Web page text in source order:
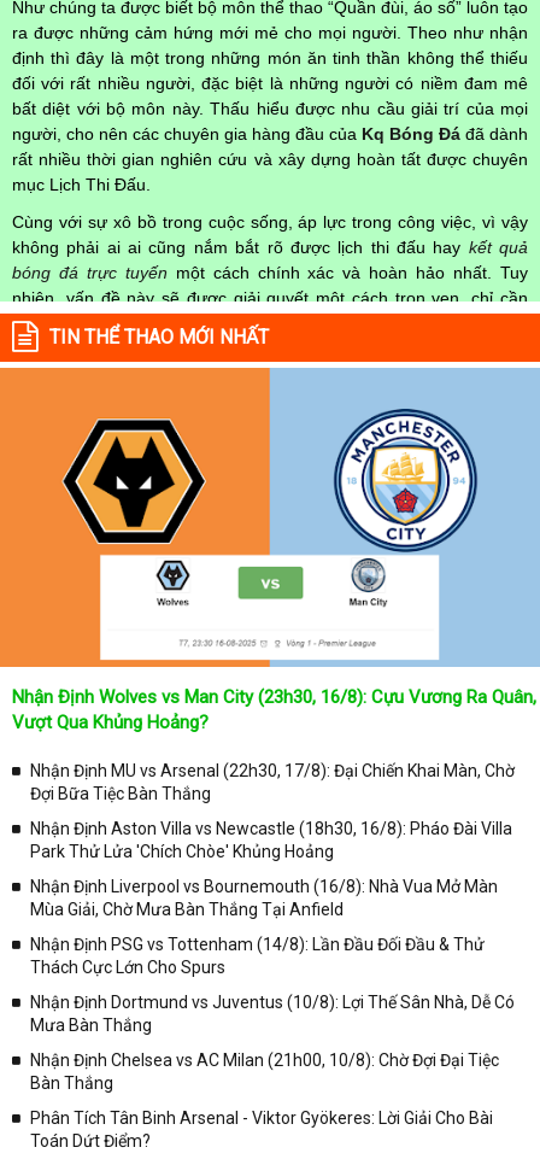
Như chúng ta được biết bộ môn thể thao “Quần đùi, áo số” luôn tạo
ra được những cảm hứng mới mẻ cho mọi người. Theo như nhận
định thì đây là một trong những món ăn tinh thần không thể thiếu
đối với rất nhiều người, đặc biệt là những người có niềm đam mê
bất diệt với bộ môn này. Thấu hiểu được nhu cầu giải trí của mọi
người, cho nên các chuyên gia hàng đầu của Kq Bóng Đá đã dành
rất nhiều thời gian nghiên cứu và xây dựng hoàn tất được chuyên
mục Lịch Thi Đấu.
Cùng với sự xô bồ trong cuộc sống, áp lực trong công việc, vì vậy
không phải ai ai cũng nắm bắt rõ được lịch thi đấu hay kết quả
bóng đá trực tuyến một cách chính xác và hoàn hảo nhất. Tuy
nhiên, vấn đề này sẽ được giải quyết một cách trọn vẹn, chỉ cần
truy cập vào chuyên mục
Lịch Thi Đấu
mọi người hoàn toàn nắm rõ được chính xác về thời gian các trận
đấu bóng đá Việt Nam hay trên Thế giới diễn ra trong thời gian sắp
cả 2 đội tuyển bóng đá đang đạt được.
Không chỉ dừng lại ở đó, những người hâm mộ bóng đá có thể cập
nhật được chính xác về lịch phát sóng bóng đá được tường thuật
trực tiếp ở trên những kênh truyền hình thể thao lớn nhất hiện nay
như: VTV3, K+, SCTV, Thể thao TV,... Nếu như bạn không muốn
bỏ lỡ bất kỳ một trận đấu bóng đá nào trong từng mùa giải, hãy
thường xuyên vào chuyên mụcLịch Thi Đấutại chuyên trang
để cập nhật thông tin chính xác nhất nhé!
Lịch thi đấu được cập nhật chính xác trong toàn bộ các giải
Tại Lịch Thi Đấu của chuyên trang kqbongda.net
sẽ cập nhanh
chóng và chính xác nhất thời gian từng trận đấu bóng đá diễn ra ở
trong từng giải đấu như:
✓ Giải đấu bóng đá Ngoại hạng Anh;
✓ Giải bóng Cúp C1 Châu Âu;
✓ Giải VĐQG Tây Ban Nha;
✓ VĐQG Đức;
✓ VĐQG Pháp;
✓ Liên Đoàn Anh;
✓ U23 Châu Á;
TIN THỂ THAO MỚI NHẤT
Nhận Định Wolves vs Man City (23h30, 16/8): Cựu Vương Ra Quân,
Vượt Qua Khủng Hoảng?
Nhận Định MU vs Arsenal (22h30, 17/8): Đại Chiến Khai Màn, Chờ
Đợi Bữa Tiệc Bàn Thắng
Nhận Định Aston Villa vs Newcastle (18h30, 16/8): Pháo Đài Villa
Park Thử Lửa 'Chích Chòe' Khủng Hoảng
Nhận Định Liverpool vs Bournemouth (16/8): Nhà Vua Mở Màn
Mùa Giải, Chờ Mưa Bàn Thắng Tại Anfield
Nhận Định PSG vs Tottenham (14/8): Lần Đầu Đối Đầu & Thử
Thách Cực Lớn Cho Spurs
Nhận Định Dortmund vs Juventus (10/8): Lợi Thế Sân Nhà, Dễ Có
Mưa Bàn Thắng
Nhận Định Chelsea vs AC Milan (21h00, 10/8): Chờ Đợi Đại Tiệc
Bàn Thắng
Phân Tích Tân Binh Arsenal - Viktor Gyökeres: Lời Giải Cho Bài
Toán Dứt Điểm?